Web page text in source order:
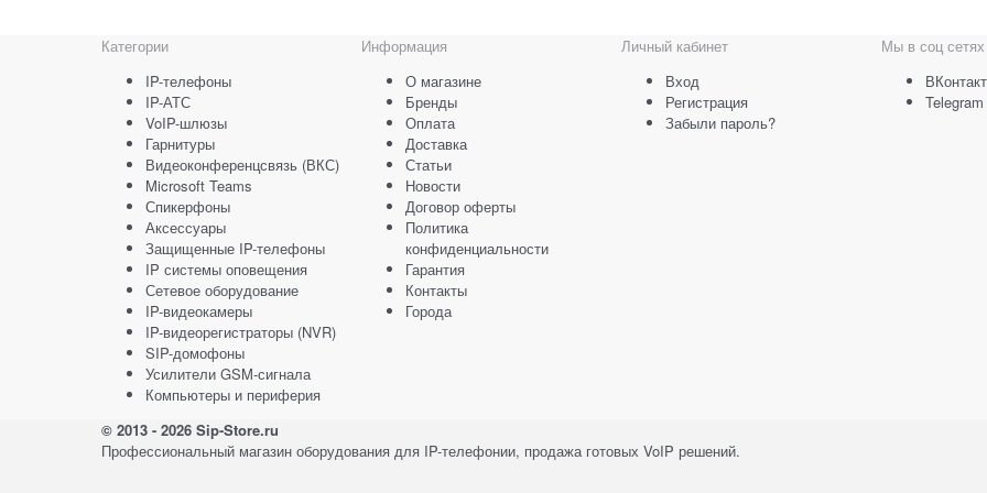
Категории
IP-телефоны
IP-АТС
VoIP-шлюзы
Гарнитуры
Видеоконференцсвязь (ВКС)
Microsoft Teams
Спикерфоны
Аксессуары
Защищенные IP-телефоны
IP системы оповещения
Сетевое оборудование
IP-видеокамеры
IP-видеорегистраторы (NVR)
SIP-домофоны
Усилители GSM-сигнала
Компьютеры и периферия
Информация
О магазине
Бренды
Оплата
Доставка
Статьи
Новости
Договор оферты
Политика
конфиденциальности
Гарантия
Контакты
Города
Личный кабинет
Вход
Регистрация
Забыли пароль?
Мы в соц сетях
Telegram
© 2013 - 2026 Sip-Store.ru
Профессиональный магазин оборудования для IP-телефонии, продажа готовых VoIP решений.